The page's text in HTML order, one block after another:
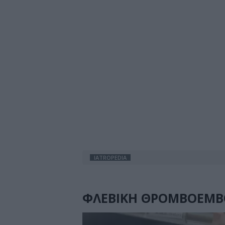
IATROPEDIA
ΦΛΕΒΙΚΗ